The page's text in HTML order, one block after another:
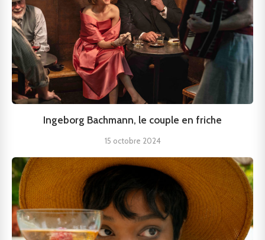
Ingeborg Bachmann, le couple en friche
15 octobre 2024